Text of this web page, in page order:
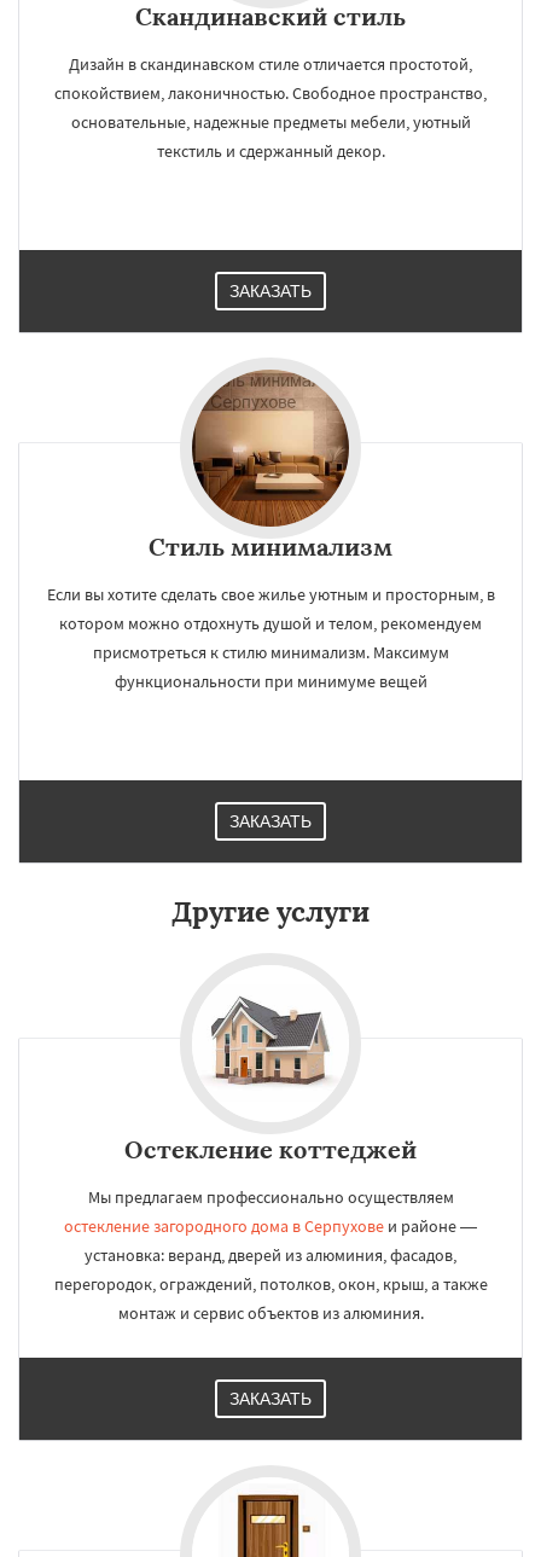
Скандинавский стиль
Дизайн в скандинавском стиле отличается простотой,
спокойствием, лаконичностью. Свободное пространство,
основательные, надежные предметы мебели, уютный
текстиль и сдержанный декор.
ЗАКАЗАТЬ
Стиль минимализм
Если вы хотите сделать свое жилье уютным и просторным, в
котором можно отдохнуть душой и телом, рекомендуем
присмотреться к стилю минимализм. Максимум
функциональности при минимуме вещей
ЗАКАЗАТЬ
Другие услуги
Остекление коттеджей
Мы предлагаем профессионально осуществляем
остекление загородного дома в Серпухове и районе —
установка: веранд, дверей из алюминия, фасадов,
перегородок, ограждений, потолков, окон, крыш, а также
монтаж и сервис объектов из алюминия.
ЗАКАЗАТЬ